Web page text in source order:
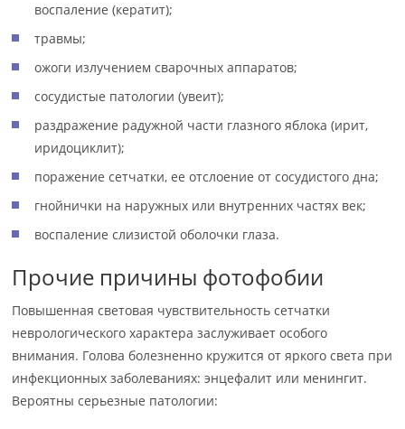
воспаление (кератит);
травмы;
ожоги излучением сварочных аппаратов;
сосудистые патологии (увеит);
раздражение радужной части глазного яблока (ирит,
иридоциклит);
поражение сетчатки, ее отслоение от сосудистого дна;
гнойнички на наружных или внутренних частях век;
воспаление слизистой оболочки глаза.
Прочие причины фотофобии
Повышенная световая чувствительность сетчатки
неврологического характера заслуживает особого
внимания. Голова болезненно кружится от яркого света при
инфекционных заболеваниях: энцефалит или менингит.
Вероятны серьезные патологии: